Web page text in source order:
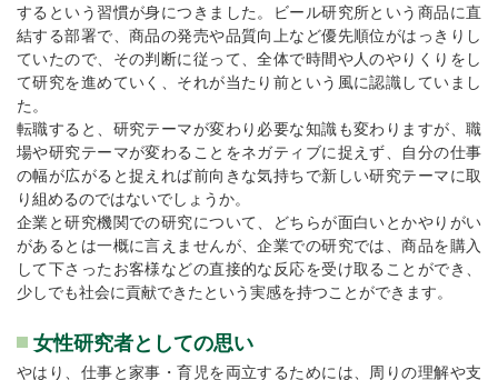
するという習慣が身につきました。ビール研究所という商品に直
結する部署で、商品の発売や品質向上など優先順位がはっきりし
ていたので、その判断に従って、全体で時間や人のやりくりをし
て研究を進めていく、それが当たり前という風に認識していまし
た。
転職すると、研究テーマが変わり必要な知識も変わりますが、職
場や研究テーマが変わることをネガティブに捉えず、自分の仕事
の幅が広がると捉えれば前向きな気持ちで新しい研究テーマに取
り組めるのではないでしょうか。
企業と研究機関での研究について、どちらが面白いとかやりがい
があるとは一概に言えませんが、企業での研究では、商品を購入
して下さったお客様などの直接的な反応を受け取ることができ、
少しでも社会に貢献できたという実感を持つことができます。
女性研究者としての思い
やはり、仕事と家事・育児を両立するためには、周りの理解や支